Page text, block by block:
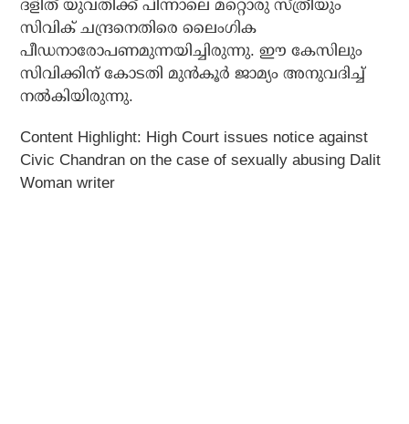
ദളിത് യുവതിക്ക് പിന്നാലെ മറ്റൊരു സ്ത്രീയും
സിവിക് ചന്ദ്രനെതിരെ ലൈംഗിക
പീഡനാരോപണമുന്നയിച്ചിരുന്നു. ഈ കേസിലും
സിവിക്കിന് കോടതി മുന്‍കൂര്‍ ജാമ്യം അനുവദിച്ച്
നല്‍കിയിരുന്നു.
Content Highlight: High Court issues notice against
Civic Chandran on the case of sexually abusing Dalit
Woman writer